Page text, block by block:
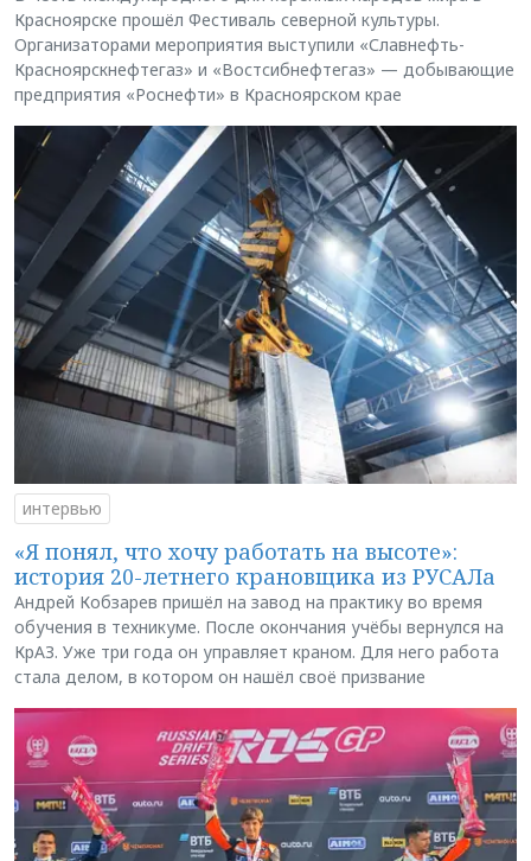
Красноярске прошёл Фестиваль северной культуры.
Организаторами мероприятия выступили «Славнефть-
Красноярскнефтегаз» и «Востсибнефтегаз» — добывающие
предприятия «Роснефти» в Красноярском крае
интервью
«Я понял, что хочу работать на высоте»:
история 20-летнего крановщика из РУСАЛа
Андрей Кобзарев пришёл на завод на практику во время
обучения в техникуме. После окончания учёбы вернулся на
КрАЗ. Уже три года он управляет краном. Для него работа
стала делом, в котором он нашёл своё призвание